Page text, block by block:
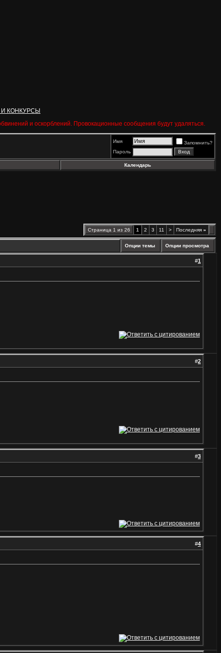
КОНКУРСЫ
и оскорблений. Провокационные сообщения будут удаляться.
Имя
Запомнить?
Пароль
Календарь
Страница 1 из 26 1 2 3 11 > Последняя »
Опции темы Опции просмотра
#1
#2
#3
#4